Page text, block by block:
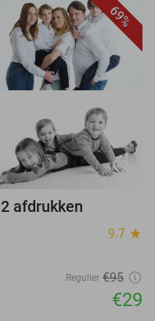
69%
favorite_border
afdrukken
9.7 star
Regulier €95
€29